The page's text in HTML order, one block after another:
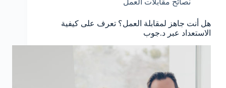
نصائح مقابلات العمل
هل أنت جاهز لمقابلة العمل؟ تعرف على كيفية
الاستعداد عبر د.جوب